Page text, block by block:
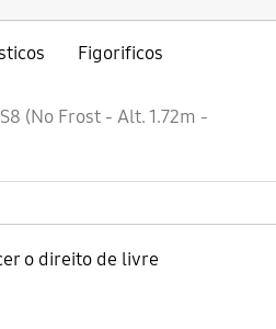
Figorificos
(No Frost - Alt. 1.72m -
o direito de livre